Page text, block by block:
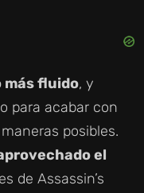
más fluido, y
para acabar con
posibles.
el
de Assassin’s